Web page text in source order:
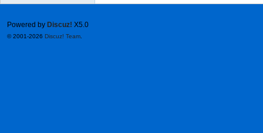
Powered by Discuz! X5.0
© 2001-2026 Discuz! Team